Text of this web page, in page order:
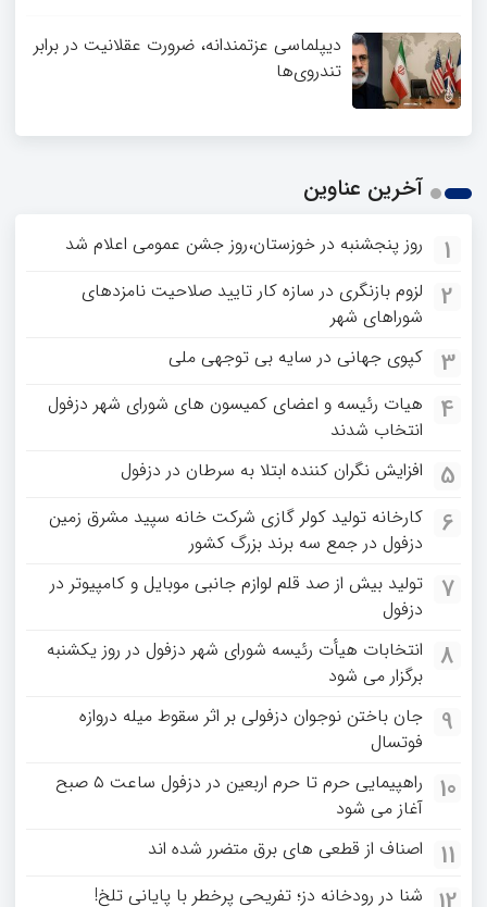
دیپلماسی عزتمندانه، ضرورت عقلانیت در برابر
تندروی‌ها
آخرین عناوین
1 روز پنجشنبه در خوزستان،روز جشن عمومی اعلام شد
2
لزوم بازنگری در سازه کار تایید صلاحیت نامزدهای
شوراهای شهر
3 کپوی جهانی در سایه بی توجهی ملی
4
هیات رئیسه و اعضای کمیسون های شورای شهر دزفول
انتخاب شدند
5 افزایش نگران کننده ابتلا به سرطان در دزفول
6
کارخانه تولید کولر گازی شرکت خانه سپید مشرق زمین
دزفول در جمع سه برند بزرگ کشور
7
تولید بیش از صد قلم لوازم جانبی موبایل و کامپیوتر در
دزفول
8
انتخابات هیأت رئیسه شورای شهر دزفول در روز یکشنبه
برگزار می شود
9
جان باختن نوجوان دزفولی بر اثر سقوط میله دروازه
فوتسال
10
راهپیمایی حرم تا حرم اربعین در دزفول ساعت ۵ صبح
آغاز می شود
11 اصناف از قطعی های برق متضرر شده اند
شنا در رودخانه دز؛ تفریحی پرخطر با پایانی تلخ!